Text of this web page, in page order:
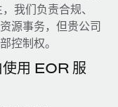
我们负责合规、
源事务，但贵公司
控制权。
用 EOR 服